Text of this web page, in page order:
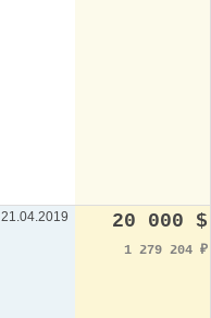
21.04.2019 20 000 $
1 279 204 ₽